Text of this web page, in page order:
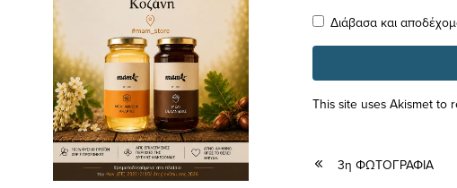
Διάβασα και
This site uses Akismet to
3η ΦΩΤΟΓΡΑΦΙΑ